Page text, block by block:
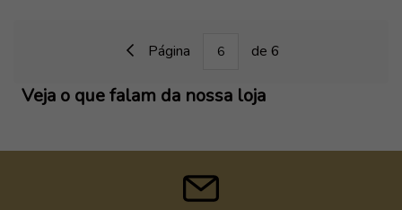
Página de 6
Veja o que falam da nossa loja